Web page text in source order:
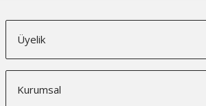
Üyelik
Kurumsal